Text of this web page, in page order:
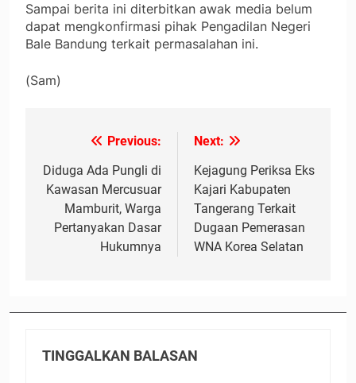
Sampai berita ini diterbitkan awak media belum
dapat mengkonfirmasi pihak Pengadilan Negeri
Bale Bandung terkait permasalahan ini.
(Sam)
Navigasi
pos
Previous:
Diduga Ada Pungli di
Kawasan Mercusuar
Mamburit, Warga
Pertanyakan Dasar
Hukumnya
Next:
Kejagung Periksa Eks
Kajari Kabupaten
Tangerang Terkait
Dugaan Pemerasan
WNA Korea Selatan
TINGGALKAN BALASAN